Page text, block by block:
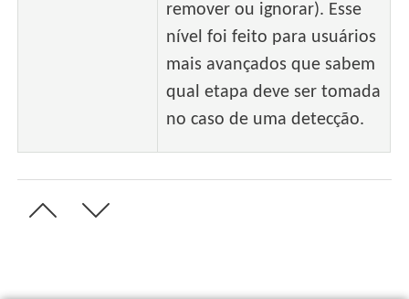
remover ou ignorar). Esse
nível foi feito para usuários
mais avançados que sabem
qual etapa deve ser tomada
no caso de uma detecção.